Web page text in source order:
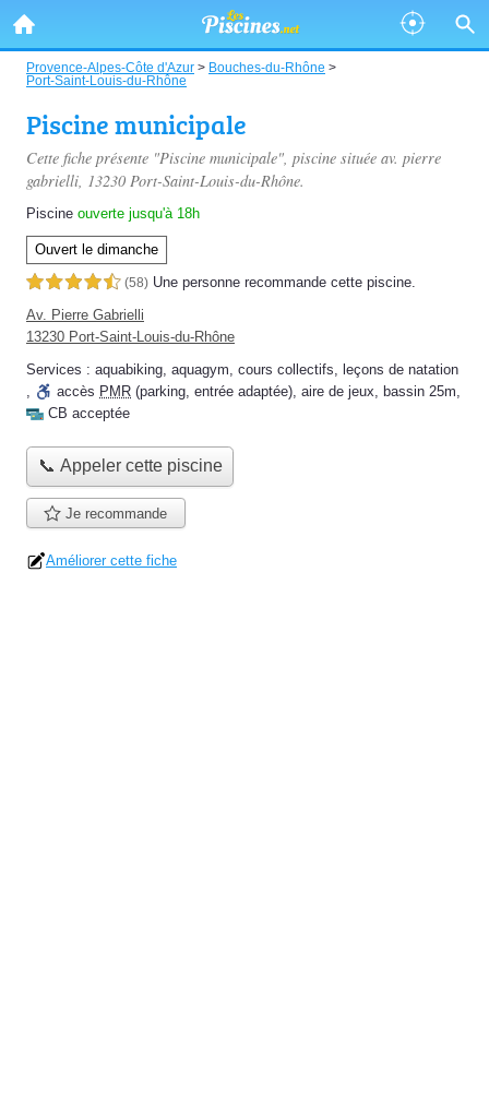
Provence-Alpes-Côte d'Azur > Bouches-du-Rhône >
Port-Saint-Louis-du-Rhône
Piscine municipale
Cette fiche présente "Piscine municipale", piscine située av. pierre
gabrielli, 13230 Port-Saint-Louis-du-Rhône.
Piscine ouverte jusqu'à 18h
Ouvert le dimanche
4,5 étoiles sur 5 (58) Une personne recommande cette piscine.
Av. Pierre Gabrielli
13230 Port-Saint-Louis-du-Rhône
Services : aquabiking, aquagym, cours collectifs, leçons de natation
,
accès PMR (parking, entrée adaptée), aire de jeux, bassin 25m,
CB acceptée
📞 Appeler cette piscine
Je recommande
Améliorer cette fiche